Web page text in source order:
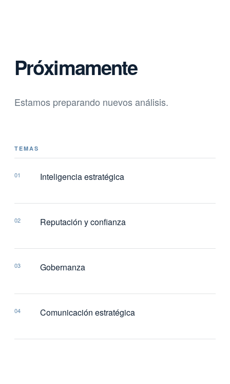
Próximamente
Estamos preparando nuevos análisis.
TEMAS
01 Inteligencia estratégica
02 Reputación y confianza
03 Gobernanza
04 Comunicación estratégica